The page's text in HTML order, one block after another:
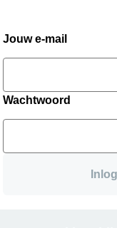
Jouw e-mail
Wachtwoord